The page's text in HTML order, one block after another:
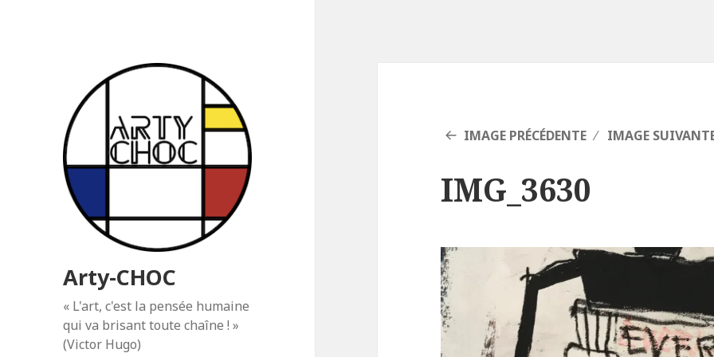
Arty-CHOC
« L'art, c'est la pensée humaine
qui va brisant toute chaîne ! »
(Victor Hugo)
IMAGE PRÉCÉDENTE IMAGE
IMG_3630